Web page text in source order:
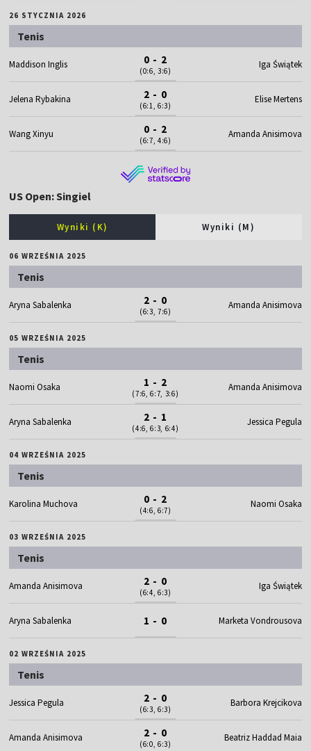
26 STYCZNIA 2026
Tenis
Maddison Inglis 0 - 2
(0:6, 3:6)
Iga Świątek
Jelena Rybakina 2 - 0
(6:1, 6:3)
Elise Mertens
Wang Xinyu 0 - 2
(6:7, 4:6)
Amanda Anisimova
US Open: Singiel
Wyniki (K) Wyniki (M)
06 WRZEŚNIA 2025
Tenis
Aryna Sabalenka 2 - 0
(6:3, 7:6)
Amanda Anisimova
05 WRZEŚNIA 2025
Tenis
Naomi Osaka 1 - 2
(7:6, 6:7, 3:6)
Amanda Anisimova
Aryna Sabalenka 2 - 1
(4:6, 6:3, 6:4)
Jessica Pegula
04 WRZEŚNIA 2025
Tenis
Karolina Muchova 0 - 2
(4:6, 6:7)
Naomi Osaka
03 WRZEŚNIA 2025
Tenis
Amanda Anisimova 2 - 0
(6:4, 6:3)
Iga Świątek
Aryna Sabalenka 1 - 0 Marketa Vondrousova
02 WRZEŚNIA 2025
Tenis
Jessica Pegula 2 - 0
(6:3, 6:3)
Barbora Krejcikova
Amanda Anisimova 2 - 0
(6:0, 6:3)
Beatriz Haddad Maia